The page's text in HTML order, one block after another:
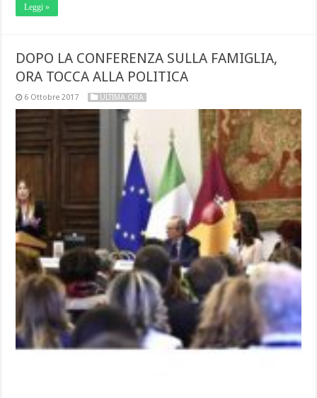
Leggi »
DOPO LA CONFERENZA SULLA FAMIGLIA,
ORA TOCCA ALLA POLITICA
6 Ottobre 2017 ULTIMA ORA